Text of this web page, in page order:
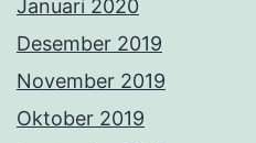
Januari 2020
Desember 2019
November 2019
Oktober 2019